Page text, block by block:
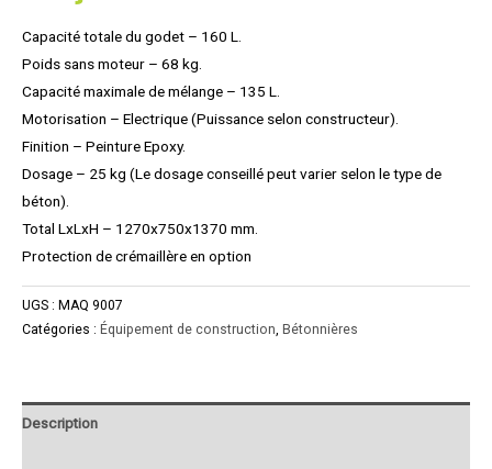
Capacité totale du godet – 160 L.
Poids sans moteur – 68 kg.
Capacité maximale de mélange – 135 L.
Motorisation – Electrique (Puissance selon constructeur).
Finition – Peinture Epoxy.
Dosage – 25 kg (Le dosage conseillé peut varier selon le type de
béton).
Total LxLxH – 1270x750x1370 mm.
Protection de crémaillère en option
UGS : MAQ 9007
Catégories : Équipement de construction, Bétonnières
Description